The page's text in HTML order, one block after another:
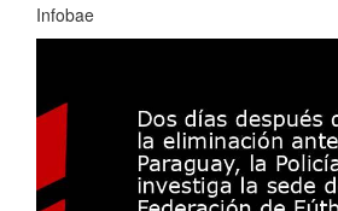
Infobae